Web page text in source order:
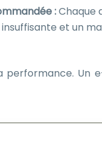
:Chaque
et un
performance.